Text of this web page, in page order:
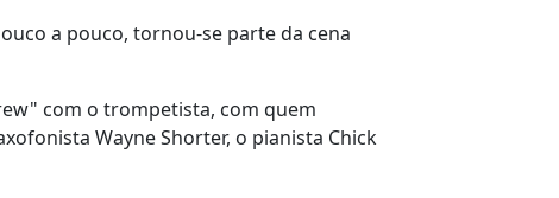
a pouco, tornou-se parte da cena
com o trompetista, com quem
Wayne Shorter, o pianista Chick